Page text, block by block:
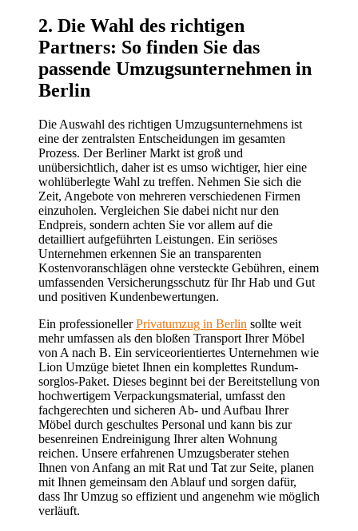
2. Die Wahl des richtigen
Partners: So finden Sie das
passende Umzugsunternehmen in
Berlin
Die Auswahl des richtigen Umzugsunternehmens ist
eine der zentralsten Entscheidungen im gesamten
Prozess. Der Berliner Markt ist groß und
unübersichtlich, daher ist es umso wichtiger, hier eine
wohlüberlegte Wahl zu treffen. Nehmen Sie sich die
Zeit, Angebote von mehreren verschiedenen Firmen
einzuholen. Vergleichen Sie dabei nicht nur den
Endpreis, sondern achten Sie vor allem auf die
detailliert aufgeführten Leistungen. Ein seriöses
Unternehmen erkennen Sie an transparenten
Kostenvoranschlägen ohne versteckte Gebühren, einem
umfassenden Versicherungsschutz für Ihr Hab und Gut
und positiven Kundenbewertungen.
Ein professionellerPrivatumzug in Berlin sollte weit
mehr umfassen als den bloßen Transport Ihrer Möbel
von A nach B. Ein serviceorientiertes Unternehmen wie
Lion Umzüge bietet Ihnen ein komplettes Rundum-
sorglos-Paket. Dieses beginnt bei der Bereitstellung von
hochwertigem Verpackungsmaterial, umfasst den
fachgerechten und sicheren Ab- und Aufbau Ihrer
Möbel durch geschultes Personal und kann bis zur
besenreinen Endreinigung Ihrer alten Wohnung
reichen. Unsere erfahrenen Umzugsberater stehen
Ihnen von Anfang an mit Rat und Tat zur Seite, planen
mit Ihnen gemeinsam den Ablauf und sorgen dafür,
dass Ihr Umzug so effizient und angenehm wie möglich
verläuft.